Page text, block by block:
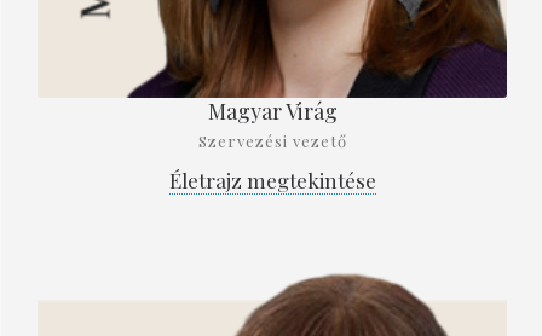
Magyar Virág
Szervezési vezető
Életrajz megtekintése